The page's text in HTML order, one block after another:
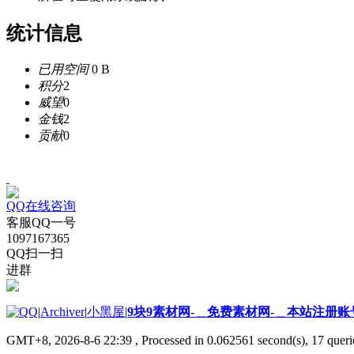
统计信息
已用空间0 B
积分2
威望0
金钱2
贡献0
QQ在线咨询
客服QQ一号
1097167365
QQ扫一扫
进群
|Archiver|小黑屋|9块9素材网-＿免费素材网-＿本站注册账
GMT+8, 2026-8-6 22:39 , Processed in 0.062561 second(s), 17